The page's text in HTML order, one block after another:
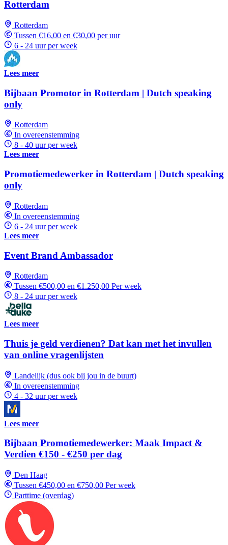
Rotterdam
Rotterdam
Tussen €16,00 en €30,00 per uur
6 - 24 uur per week
Lees meer
Bijbaan Promotor in Rotterdam | Dutch speaking
only
Rotterdam
In overeenstemming
8 - 40 uur per week
Lees meer
Promotiemedewerker in Rotterdam | Dutch speaking
only
Rotterdam
In overeenstemming
6 - 24 uur per week
Lees meer
Event Brand Ambassador
Rotterdam
Tussen €500,00 en €1.250,00 Per week
8 - 24 uur per week
Lees meer
Thuis je geld verdienen? Dat kan met het invullen
van online vragenlijsten
Landelijk (dus ook bij jou in de buurt)
In overeenstemming
4 - 32 uur per week
Lees meer
Bijbaan Promotiemedewerker: Maak Impact &
Verdien €150 - €250 per dag
Den Haag
Tussen €450,00 en €750,00 Per week
Parttime (overdag)